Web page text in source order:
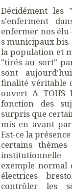
Décidément les
s'enferment
enfermer nos
s municipaux
la population et
"tirés au sort"
sont
finalité véritable
ouvert A TOUS
fonction des
surpris que
mis en avant
Est-ce la
certains
exemple normal
électrices
contrôler les